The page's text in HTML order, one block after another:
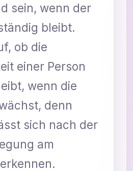
sein, wenn der
bleibt.
ob die
einer Person
wenn die
denn
sich nach der
am